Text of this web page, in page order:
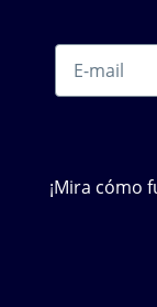
¡Mira cómo